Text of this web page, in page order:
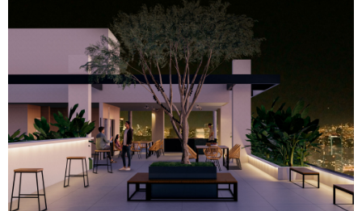
Bambina